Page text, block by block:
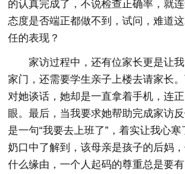
的认真完成了，不说检查正确率，就
态度是否端正都做不到，试问，难道
任的表现？
家访过程中，还有位家长更是让
家门，还需要学生亲子上楼去请家长
对她谈话，她却是一直拿着手机，连
眼。最后，当我要求她帮助完成家访
是一句“我要去上班了”，着实让我心
奶口中了解到，该母亲是孩子的后妈
什么缘由，一个人起码的尊重总是要